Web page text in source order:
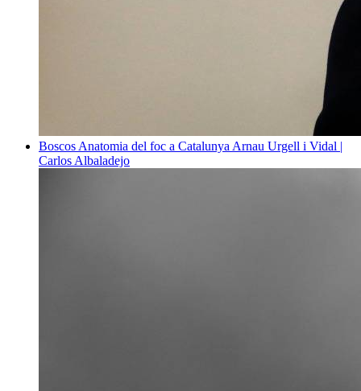
Boscos Anatomia del foc a Catalunya Arnau Urgell i Vidal |
Carlos Albaladejo